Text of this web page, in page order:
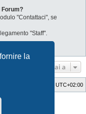
la
"Contattaci", se
"Staff".
Vai a
UTC+02:00
Limited